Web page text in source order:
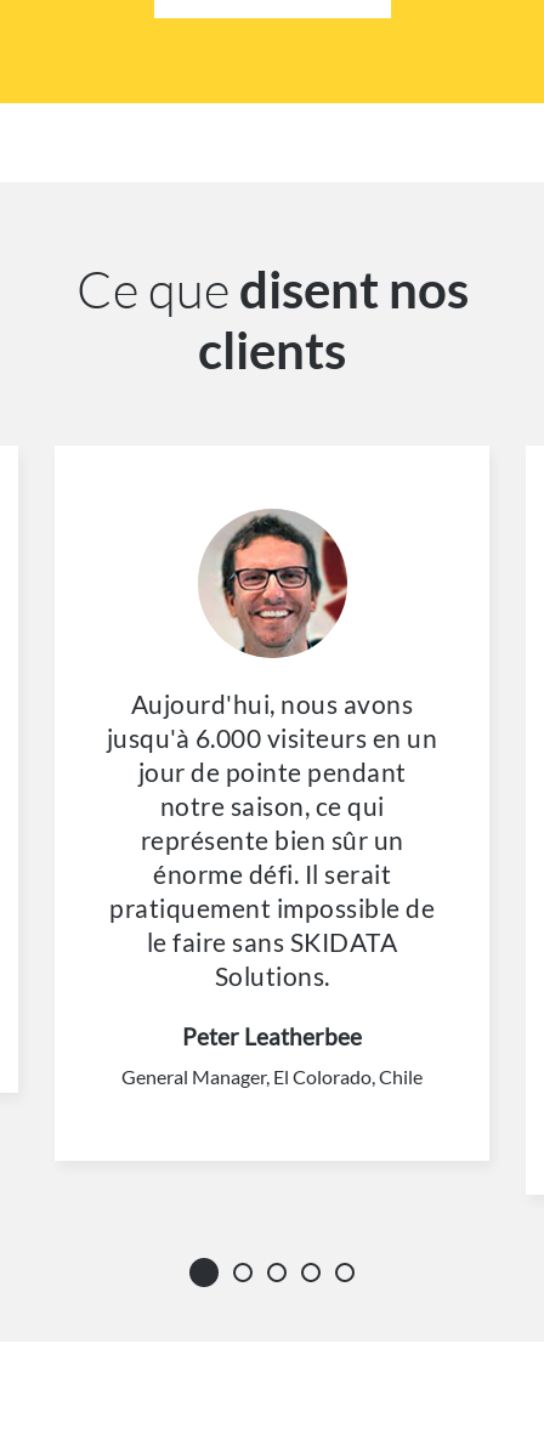
Ce que disent nos
clients
Aujourd'hui, nous avons
jusqu'à 6.000 visiteurs en un
jour de pointe pendant
notre saison, ce qui
représente bien sûr un
énorme défi. Il serait
pratiquement impossible de
le faire sans SKIDATA
Solutions.
Peter Leatherbee
General Manager, El Colorado, Chile